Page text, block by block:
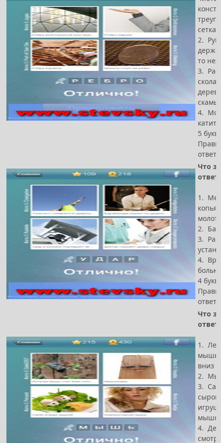
сетка
2.
то
3.
4.
5 букв
ответ
Что
1.
копья
2.
3.
4.
4
ответ
Что
1.
мышь
вниз
2.
3.
4.